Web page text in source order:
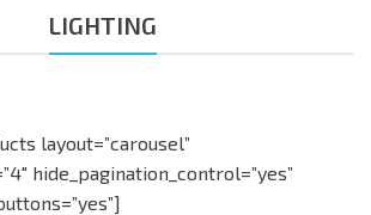
LIGHTING
layout=”carousel”
hide_pagination_control=”yes”